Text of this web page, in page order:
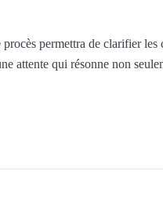
permettra de clarifier
attente qui résonne non